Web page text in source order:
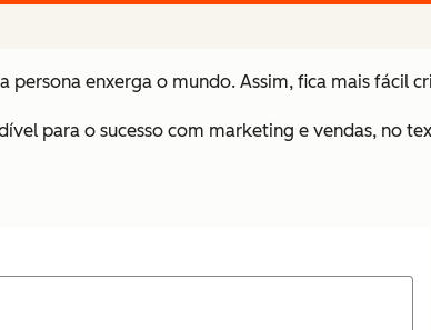
enxerga o mundo. Assim, fica mais fácil
para o sucesso com marketing e vendas, no